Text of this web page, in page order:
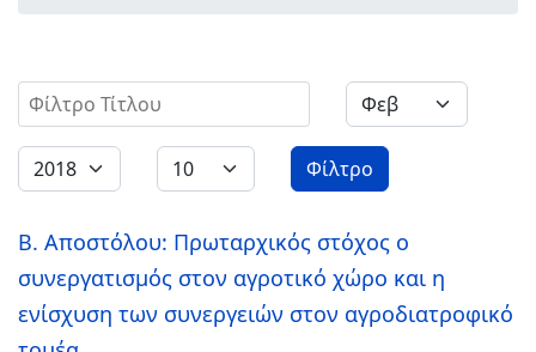
Φίλτρο Τίτλου
Φίλτρο
Β. Αποστόλου: Πρωταρχικός στόχος ο
συνεργατισμός στον αγροτικό χώρο και η
ενίσχυση των συνεργειών στον αγροδιατροφικό